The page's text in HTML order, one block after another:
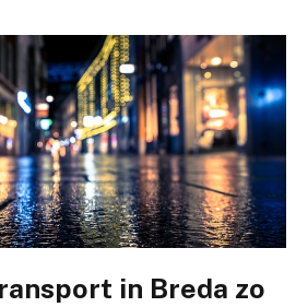
in Breda zo